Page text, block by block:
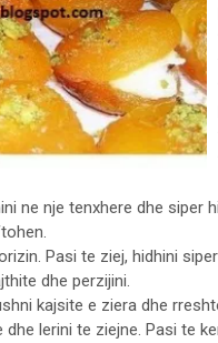
ne nje tenxhere dhe siper
Pasi te ziej, hidhini
dhe perzijini.
kajsite e ziera dhe
dhe lerini te ziejne. Pasi te